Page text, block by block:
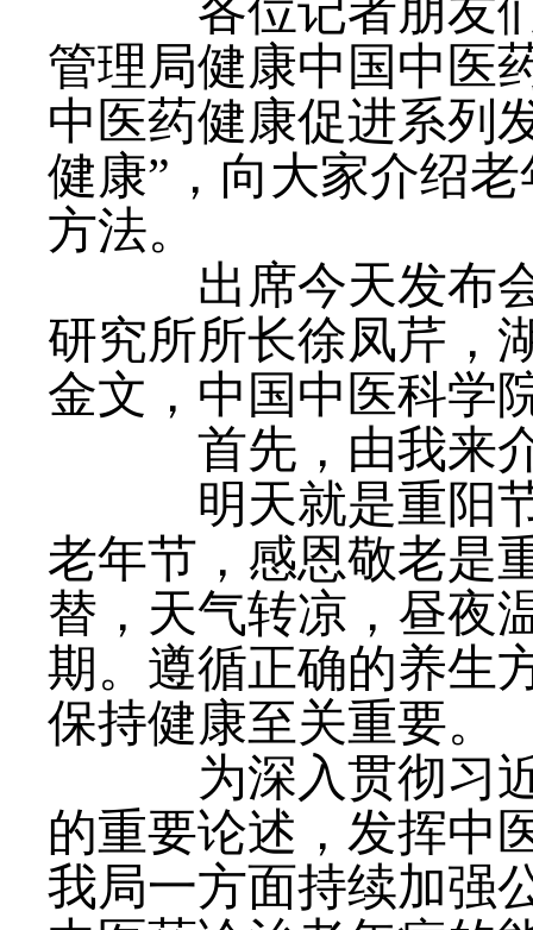
各位记者朋友们
管理局健康中国中医
中医药健康促进系列
健康”，向大家介绍
方法。
出席今天发布会
研究所所长徐凤芹，
金文，中国中医科学
首先，由我来介
明天就是重阳节
老年节，感恩敬老是
替，天气转凉，昼夜
期。遵循正确的养生
保持健康至关重要。
为深入贯彻习近
的重要论述，发挥中
我局一方面持续加强